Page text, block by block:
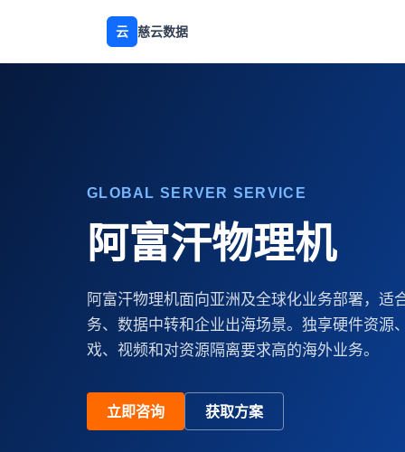
云 慈云数据
GLOBAL SERVER SERVICE
阿富汗物理机
阿富汗物理机面向亚洲及全球化业务部署，
务、数据中转和企业出海场景。独享硬件资源
戏、视频和对资源隔离要求高的海外业务。
立即咨询 获取方案